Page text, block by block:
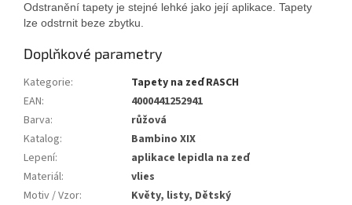
Odstranění tapety je stejné lehké jako její aplikace. Tapety
lze odstrnit beze zbytku.
Doplňkové parametry
Kategorie:
Tapety na zeď RASCH
EAN:
4000441252941
Barva:
růžová
Katalog:
Bambino XIX
Lepení:
aplikace lepidla na zeď
Materiál:
vlies
Motiv / Vzor:
Květy, listy, Dětský